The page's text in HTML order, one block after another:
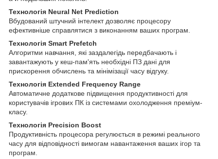
Технологія Neural Net Prediction
Вбудований штучний інтелект дозволяє процесору
ефективніше справлятися з виконанням ваших програм.
Технологія Smart Prefetch
Алгоритми навчання, які заздалегідь передбачають і
завантажують у кеш-пам'ять необхідні ПЗ дані для
прискорення обчислень та мінімізації часу відгуку.
Технологія Extended Frequency Range
Автоматичне додаткове підвищення продуктивності для
користувачів ігрових ПК із системами охолодження преміум-
класу.
Технологія Precision Boost
Продуктивність процесора регулюється в режимі реального
часу для відповідності вимогам навантаження ваших ігор та
програм.